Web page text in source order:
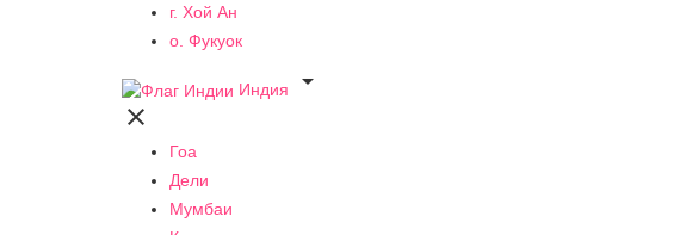
г. Хой Ан
о. Фукуок
Индия


Гоа
Дели
Мумбаи